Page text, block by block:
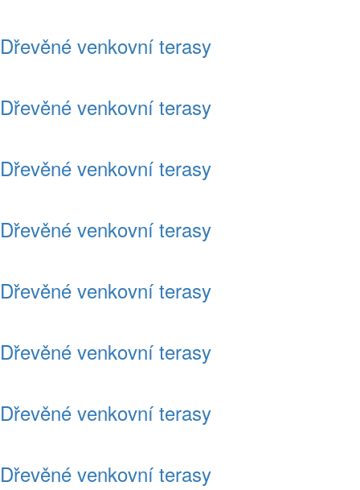
Dřevěné venkovní terasy
Dřevěné venkovní terasy
Dřevěné venkovní terasy
Dřevěné venkovní terasy
Dřevěné venkovní terasy
Dřevěné venkovní terasy
Dřevěné venkovní terasy
Dřevěné venkovní terasy